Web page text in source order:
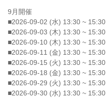
9月開催
■2026-09-02 (水) 13:30 ~ 15:30
■2026-09-03 (木) 13:30 ~ 15:30
■2026-09-10 (木) 13:30 ~ 15:30
■2026-09-11 (金) 13:30 ~ 15:30
■2026-09-15 (火) 13:30 ~ 15:30
■2026-09-18 (金) 13:30 ~ 15:30
■2026-09-29 (火) 13:30 ~ 15:30
■2026-09-30 (水) 13:30 ~ 15:30